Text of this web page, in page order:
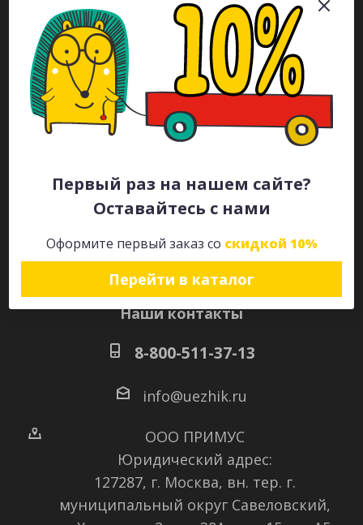
Первый раз на нашем сайте?
Оставайтесь с нами
Оформите первый заказ со скидкой 10%
Перейти в каталог
Гарантия на товар
Раскраски
Рекламодателям
Каталог
Будьте всегда в курсе!
Наши контакты
8-800-511-37-13
info@uezhik.ru
ООО ПРИМУС
Юридический адрес:
127287, г. Москва, вн. тер. г.
муниципальный округ Савеловский,